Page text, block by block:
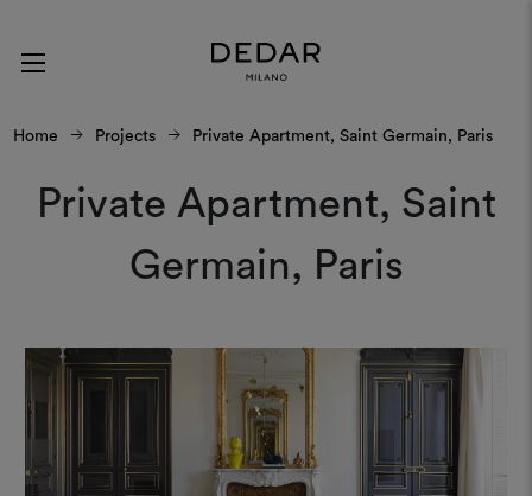
Home Projects Private Apartment, Saint Germain, Paris
Private Apartment, Saint
Germain, Paris